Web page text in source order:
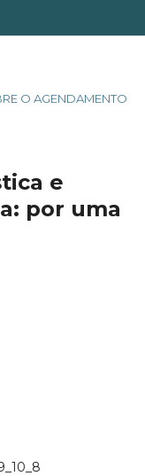
O AGENDAMENTO
e
por uma